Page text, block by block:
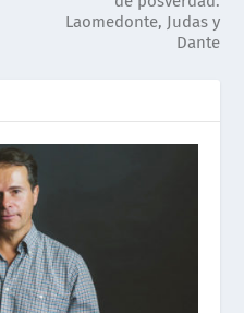
Laomedonte, Judas y
Dante